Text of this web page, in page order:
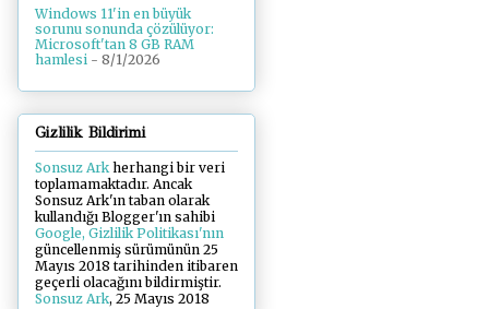
Windows 11'in en büyük
sorunu sonunda çözülüyor:
Microsoft'tan 8 GB RAM
hamlesi - 8/1/2026
Gizlilik Bildirimi
Sonsuz Arkherhangi bir veri
toplamamaktadır. Ancak
Sonsuz Ark'ın taban olarak
kullandığı Blogger'ın sahibi
Google, Gizlilik Politikası'nın
güncellenmiş sürümünün 25
Mayıs 2018 tarihinden itibaren
geçerli olacağını bildirmiştir.
Sonsuz Ark, 25 Mayıs 2018